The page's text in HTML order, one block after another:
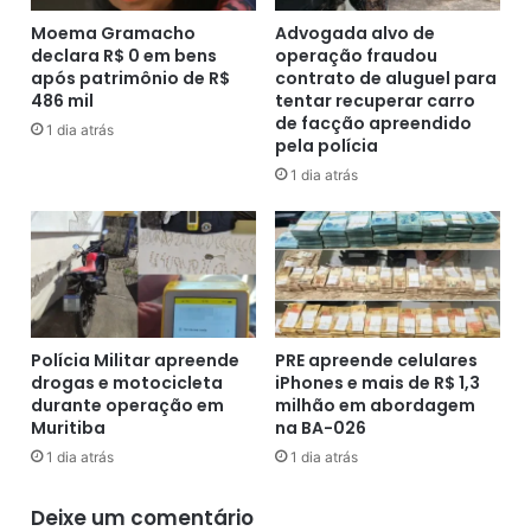
o
s
d
e
a
t
s
m
i
l
i
o
n
á
a
s
i
l
r
e
a
e
c
l
a
r
a
ç
õ
Moema Gramacho
declara R$ 0 em bens
após patrimônio de R$
486 mil
1 dia atrás
Advogada alvo de
operação fraudou
contrato de aluguel para
tentar recuperar carro
de facção apreendido
pela polícia
1 dia atrás
Polícia Militar apreende
drogas e motocicleta
durante operação em
Muritiba
1 dia atrás
PRE apreende celulares
iPhones e mais de R$ 1,3
milhão em abordagem
na BA-026
1 dia atrás
Deixe um comentário